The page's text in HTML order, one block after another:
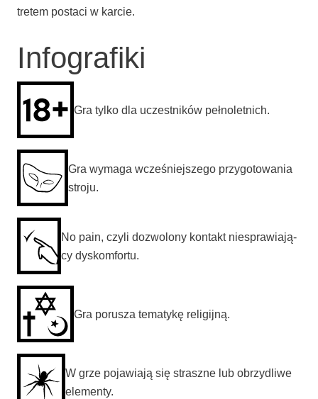
tre­tem posta­ci w karcie.
Infografiki
Gra tyl­ko dla uczest­ni­ków pełnoletnich.
Gra wyma­ga wcze­śniej­sze­go przy­go­to­wa­nia
stroju.
No pain, czy­li dozwo­lo­ny kon­takt nie­spra­wia­ją­
cy dyskomfortu.
Gra poru­sza tema­ty­kę religijną.
W grze poja­wia­ją się strasz­ne lub obrzy­dli­we
elementy.